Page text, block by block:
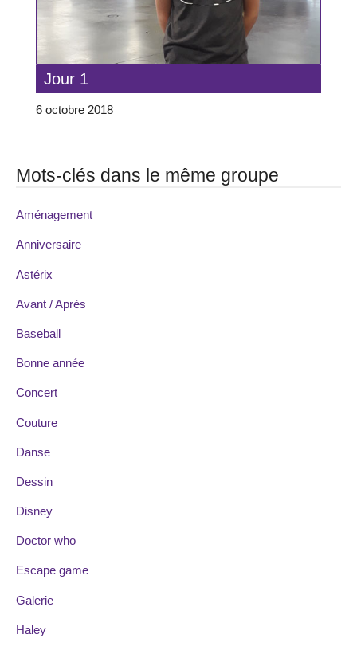
Jour 1
6 octobre 2018
Mots-clés dans le même groupe
Aménagement
Anniversaire
Astérix
Avant / Après
Baseball
Bonne année
Concert
Couture
Danse
Dessin
Disney
Doctor who
Escape game
Galerie
Haley